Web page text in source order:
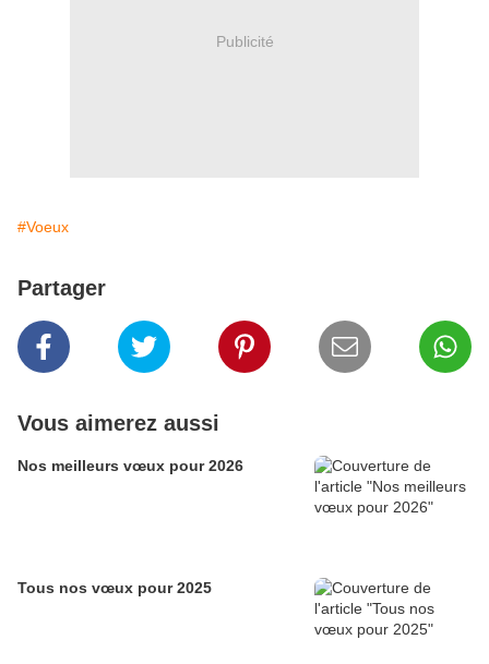
Publicité
#Voeux
Partager
Vous aimerez aussi
Nos meilleurs vœux pour 2026
Tous nos vœux pour 2025